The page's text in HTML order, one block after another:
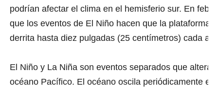
podrían afectar el clima en el hemisferio sur. En
que los eventos de El Niño hacen que la plataforma
derrita hasta diez pulgadas (25 centímetros) cada
El Niño y La Niña son eventos separados que
océano Pacífico. El océano oscila periódicamente